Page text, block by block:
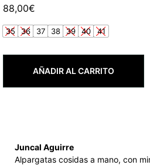
88,00€
35 36 37 38 39 40 41
AÑADIR AL CARRITO
Juncal Aguirre
Alpargatas cosidas a mano, con